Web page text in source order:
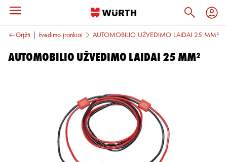
Grįžti
įranga Užvedimo įrankiai AUTOMOBILIO UŽVEDIMO LAIDAI 25 MM²
AUTOMOBILIO UŽVEDIMO LAIDAI 25 MM²